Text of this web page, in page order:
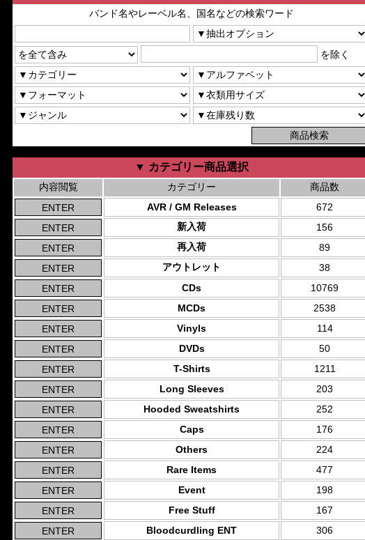
バンド名やレーベル名、国名などの検索ワード
を除く
▼ カテゴリー商品選択
内容閲覧 カテゴリー
商品数
AVR / GM Releases
672
新入荷
156
再入荷
89
アウトレット
38
CDs
10769
MCDs
2538
Vinyls
114
DVDs
50
T-Shirts
1211
Long Sleeves
203
Hooded Sweatshirts
252
Caps
176
Others
224
Rare Items
477
Event
198
Free Stuff
167
Bloodcurdling ENT
306